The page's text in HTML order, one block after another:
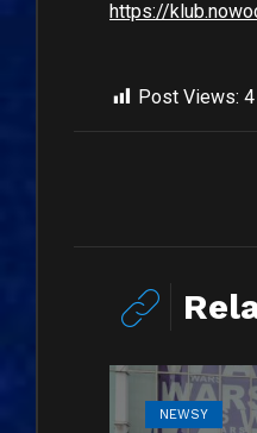
https://
Post Views:
NEWSY